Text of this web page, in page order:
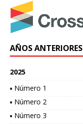
AÑOS ANTERIORES
2025
▪ Número 1
▪ Número 2
▪ Número 3